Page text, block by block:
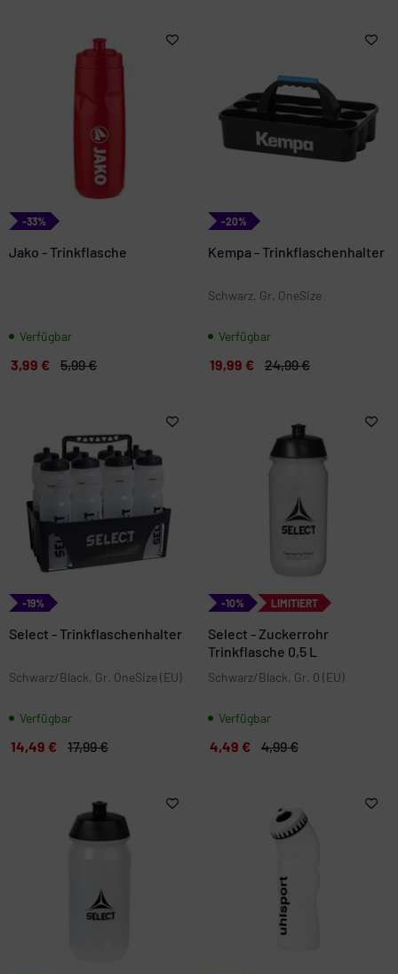
-33%
Jako - Trinkflasche
Verfügbar
3,99 € 5,99 €
-20%
Kempa - Trinkflaschenhalter
Schwarz, Gr. OneSize
Verfügbar
19,99 € 24,99 €
-19%
Select - Trinkflaschenhalter
Schwarz/Black, Gr. OneSize (EU)
Verfügbar
14,49 € 17,99 €
-10% LIMITIERT
Select - Zuckerrohr
Trinkflasche 0,5 L
Schwarz/Black, Gr. 0 (EU)
Verfügbar
4,49 € 4,99 €